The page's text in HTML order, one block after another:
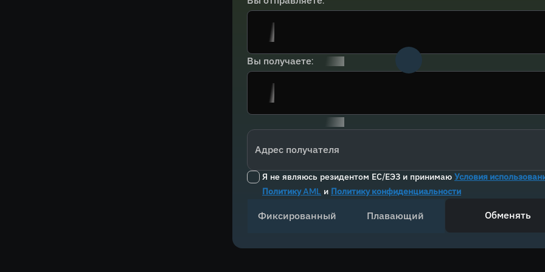
Вы получаете:
Адрес получателя
Я не являюсь резидентом ЕС/ЕЭЗ и принимаю Условия
Политику AML и Политику конфиденциальности
Фиксированный Плавающий Обменять